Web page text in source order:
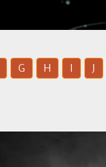
G H I J